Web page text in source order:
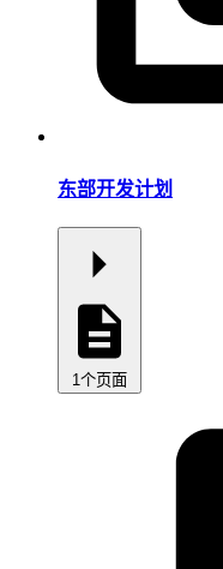
东部开发计划
1个页面